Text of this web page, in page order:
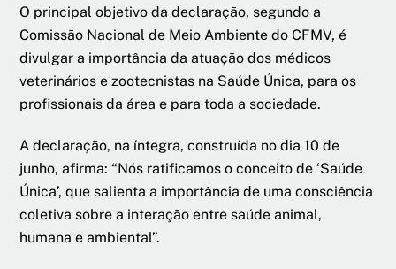
O principal objetivo da declaração, segundo a
Comissão Nacional de Meio Ambiente do CFMV, é
divulgar a importância da atuação dos médicos
veterinários e zootecnistas na Saúde Única, para os
profissionais da área e para toda a sociedade.
A declaração, na íntegra, construída no dia 10 de
junho, afirma: “Nós ratificamos o conceito de ‘Saúde
Única’, que salienta a importância de uma consciência
coletiva sobre a interação entre saúde animal,
humana e ambiental”.